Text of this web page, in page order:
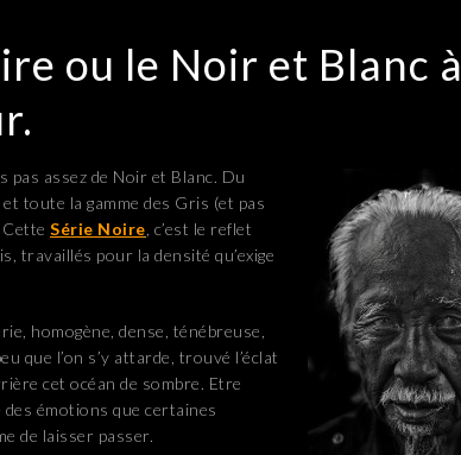
ou le Noir et Blanc à
pas assez de Noir et Blanc. Du
toute la gamme des Gris (et pas
Série Noire , c’est le reflet
travaillés pour la densité qu’exige
homogène, dense, ténébreuse,
que l’on s’y attarde, trouvé l’éclat
cet océan de sombre. Etre
émotions que certaines
de laisser passer.